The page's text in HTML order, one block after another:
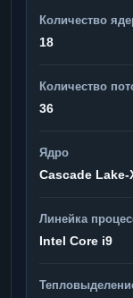
Количество
18
Количество
36
Ядро
Cascade Lake-
Линейка
Intel Core i9